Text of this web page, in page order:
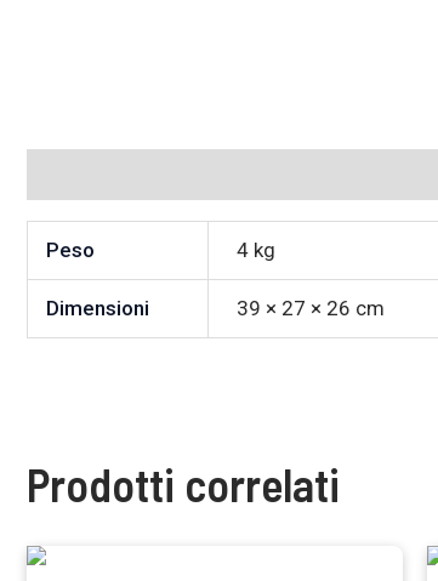
Peso 4 kg
Dimensioni 39 × 27 × 26 cm
Prodotti correlati